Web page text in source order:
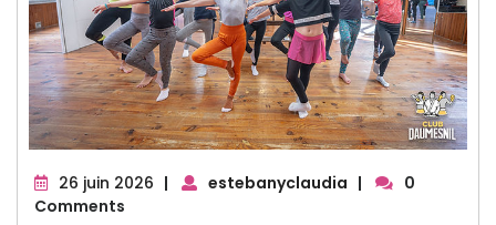
26 juin 2026 26
| estebanyclaudia |
0
Comments